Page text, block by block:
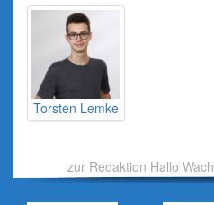
Torsten Lemke
zur Redaktion Hallo Wach